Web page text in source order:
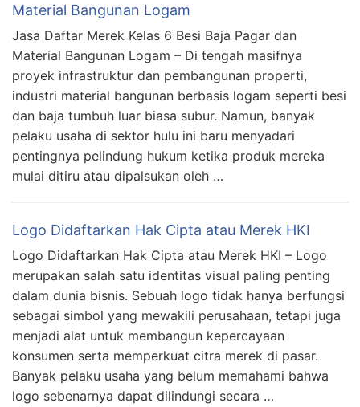
Material Bangunan Logam
Jasa Daftar Merek Kelas 6 Besi Baja Pagar dan
Material Bangunan Logam – Di tengah masifnya
proyek infrastruktur dan pembangunan properti,
industri material bangunan berbasis logam seperti besi
dan baja tumbuh luar biasa subur. Namun, banyak
pelaku usaha di sektor hulu ini baru menyadari
pentingnya pelindung hukum ketika produk mereka
mulai ditiru atau dipalsukan oleh …
Logo Didaftarkan Hak Cipta atau Merek HKI
Logo Didaftarkan Hak Cipta atau Merek HKI – Logo
merupakan salah satu identitas visual paling penting
dalam dunia bisnis. Sebuah logo tidak hanya berfungsi
sebagai simbol yang mewakili perusahaan, tetapi juga
menjadi alat untuk membangun kepercayaan
konsumen serta memperkuat citra merek di pasar.
Banyak pelaku usaha yang belum memahami bahwa
logo sebenarnya dapat dilindungi secara …